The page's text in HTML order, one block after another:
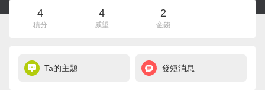
4
積分
4
威望
2
金錢
Ta的主題 發短消息